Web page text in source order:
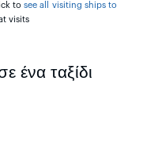
tosee all visiting ships to
visits
ένα ταξίδι